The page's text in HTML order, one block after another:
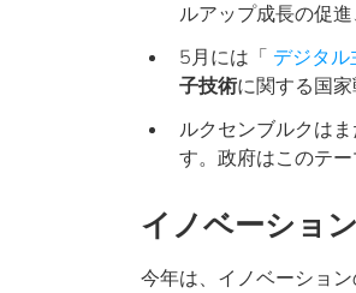
ルアップ成長の促
5月には「 デジタ
子技術に関する国
ルクセンブルクは
す。政府はこのテ
イノベーショ
今年は、イノベーショ